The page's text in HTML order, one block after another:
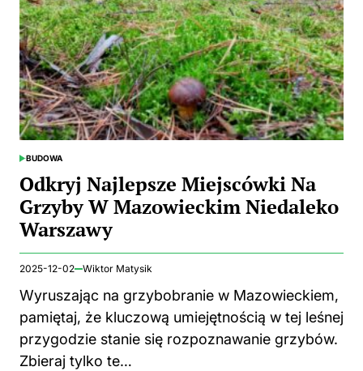
POSTED
BUDOWA
Odkryj Najlepsze Miejscówki Na
Grzyby W Mazowieckim Niedaleko
Warszawy
2025-12-02 Wiktor Matysik
Wyruszając na grzybobranie w Mazowieckiem,
pamiętaj, że kluczową umiejętnością w tej leśnej
przygodzie stanie się rozpoznawanie grzybów.
Zbieraj tylko te…